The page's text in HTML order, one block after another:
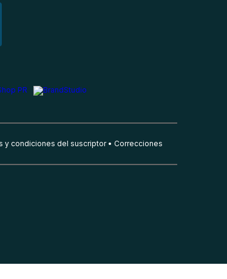
y condiciones del suscriptor Correcciones